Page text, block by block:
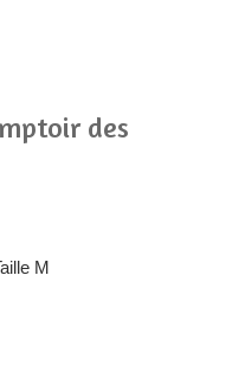
des
M